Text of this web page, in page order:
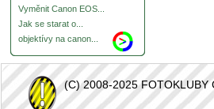
Vyměnit Canon EOS...
Jak se starat o...
objektívy na canon...
(C) 2008-2025 FOTOKLUBY